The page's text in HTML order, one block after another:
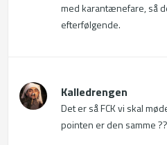
med karantænefare, så
efterfølgende.
Kalledrengen
Det er så FCK vi skal
pointen er den samme